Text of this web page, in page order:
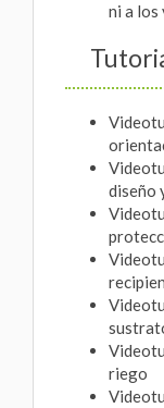
ni a los
diseño
riego